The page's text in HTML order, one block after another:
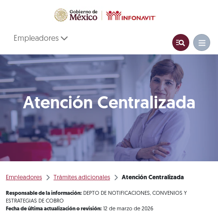
Empleadores
Atención Centralizada
Empleadores Trámites adicionales Atención Centralizada
Responsable de la información: DEPTO DE NOTIFICACIONES, CONVENIOS Y
ESTRATEGIAS DE COBRO
Fecha de última actualización o revisión: 12 de marzo de 2026